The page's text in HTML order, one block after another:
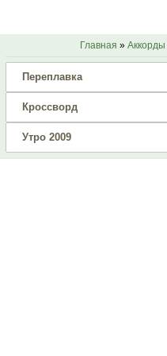
Главная » Аккорды
Переплавка
Кроссворд
Утро 2009